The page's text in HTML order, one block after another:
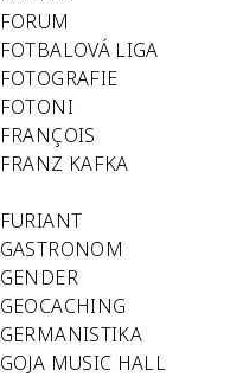
FORUM
FOTBALOVÁ LIGA
FOTOGRAFIE
FOTONI
FRANÇOIS
FRANZ KAFKA
FURIANT
GASTRONOM
GENDER
GEOCACHING
GERMANISTIKA
GOJA MUSIC HALL